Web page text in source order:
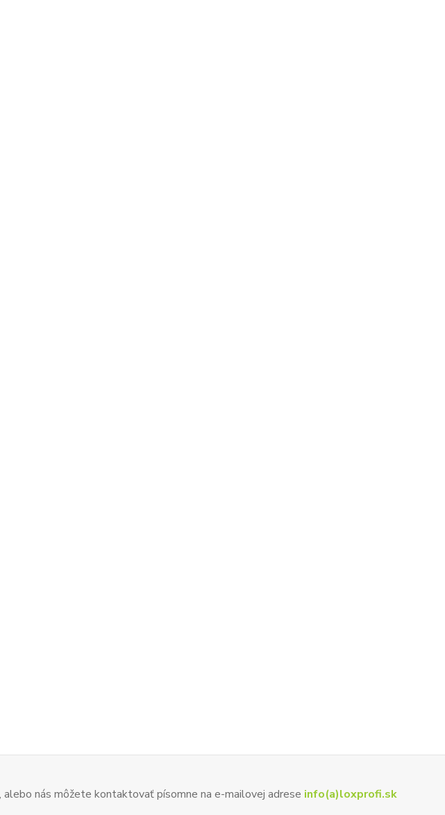
, alebo nás môžete kontaktovať písomne na e-mailovej adrese info(a)loxprofi.sk